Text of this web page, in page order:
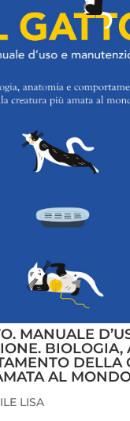
MANUALE
BIOLOGIA,
DELLA
AL
LISA